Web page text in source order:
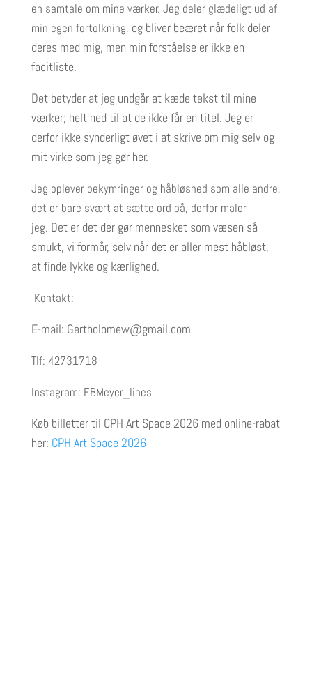
en samtale om mine værker. Jeg deler glædeligt ud af
min egen fortolkning, og bliver beæret når folk deler
deres med mig, men min forståelse er ikke en
facitliste.
Det betyder at jeg undgår at kæde tekst til mine
værker; helt ned til at de ikke får en titel. Jeg er
derfor ikke synderligt øvet i at skrive om mig selv og
mit virke som jeg gør her.
Jeg oplever bekymringer og håbløshed som alle andre,
det er bare svært at sætte ord på, derfor maler
jeg. Det er det der gør mennesket som væsen så
smukt, vi formår, selv når det er aller mest håbløst,
at finde lykke og kærlighed.
Kontakt:
E-mail: Gertholomew@gmail.com
Tlf: 42731718
Instagram: EBMeyer_lines
Køb billetter til CPH Art Space 2026 med online-rabat
her: CPH Art Space 2026